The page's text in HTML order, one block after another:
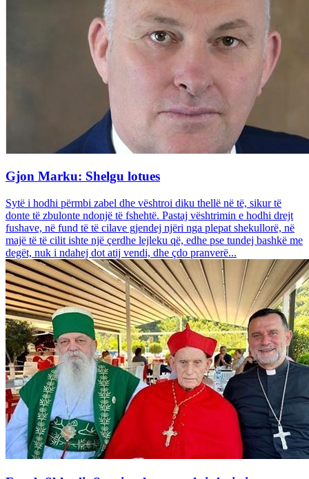
Gjon Marku: Shelgu lotues
Sytë i hodhi përmbi zabel dhe vështroi diku thellë në të, sikur të
donte të zbulonte ndonjë të fshehtë. Pastaj vështrimin e hodhi drejt
fushave, në fund të të cilave gjendej njëri nga plepat shekullorë, në
majë të të cilit ishte një çerdhe lejleku që, edhe pse tundej bashkë me
degët, nuk i ndahej dot atij vendi, dhe çdo pranverë...